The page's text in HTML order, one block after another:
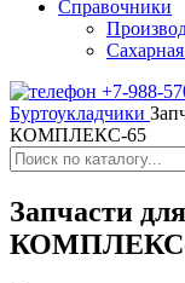
Справочники
+7-988-
Буртоукладчики
КОМПЛЕКС-65
Запчасти